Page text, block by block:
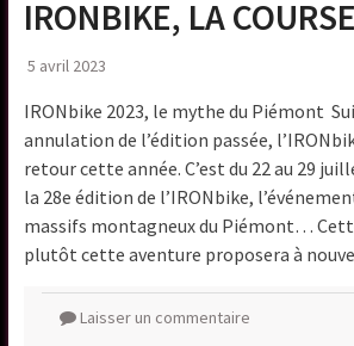
IRONBIKE, LA
5 avril 2023
IRONbike 2023, le mythe du Piémont
annulation de l’édition passée,
retour cette année. C’est du 22 au 29
la 28e édition de l’IRONbike,
massifs montagneux du Piémont…
plutôt cette aventure proposera à
Laisser un commentaire